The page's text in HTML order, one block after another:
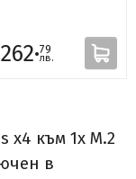
262·79
лв.
x4 към 1x M.2
в